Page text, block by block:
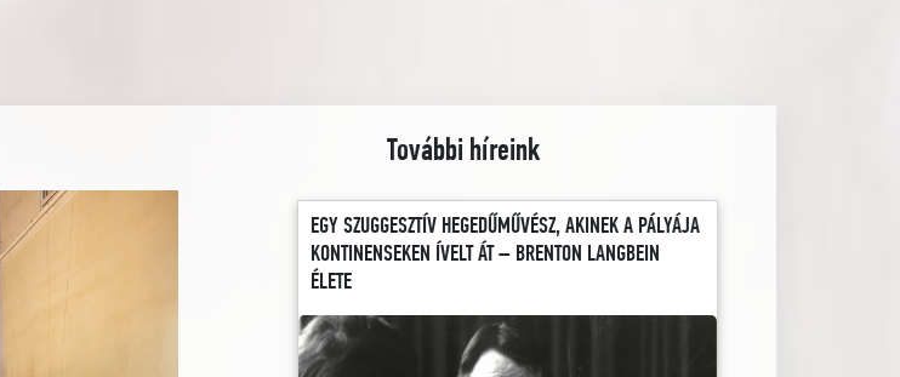
További híreink
EGY SZUGGESZTÍV HEGEDŰMŰVÉSZ, AKINEK A PÁLYÁJA
KONTINENSEKEN ÍVELT ÁT – BRENTON LANGBEIN
ÉLETE